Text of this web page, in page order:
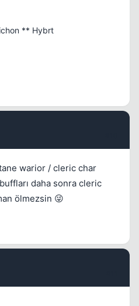
** Hybrt
warior / cleric char
daha sonra cleric
ölmezsin 😜